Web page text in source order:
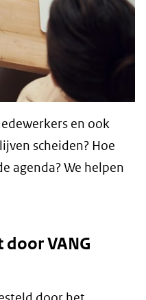
en ook
scheiden? Hoe
agenda? We helpen
VANG